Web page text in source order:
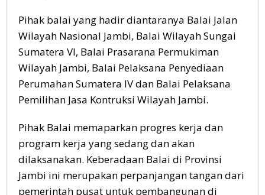
Pihak balai yang hadir diantaranya Balai Jalan
Wilayah Nasional Jambi, Balai Wilayah Sungai
Sumatera VI, Balai Prasarana Permukiman
Wilayah Jambi, Balai Pelaksana Penyediaan
Perumahan Sumatera IV dan Balai Pelaksana
Pemilihan Jasa Kontruksi Wilayah Jambi.
Pihak Balai memaparkan progres kerja dan
program kerja yang sedang dan akan
dilaksanakan. Keberadaan Balai di Provinsi
Jambi ini merupakan perpanjangan tangan dari
pemerintah pusat untuk pembangunan di